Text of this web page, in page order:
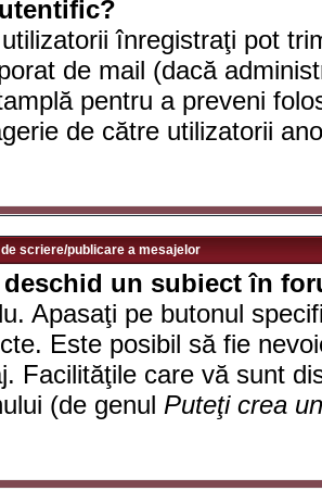
înregistraţi pot
de mail (dacă
pentru a preveni
de către utilizatorii
de scriere/publicare a mesajelor
deschid un subiect în
Apasaţi pe butonul
Este posibil să fie
Facilităţile care vă sunt
(de genul Puteţi crea